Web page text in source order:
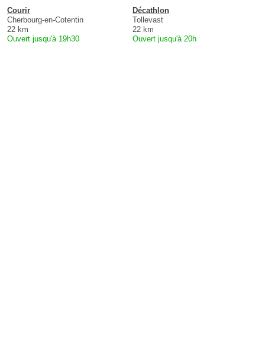
Courir
Cherbourg-en-Cotentin
22 km
Ouvert jusqu'à 19h30
Décathlon
Tollevast
22 km
Ouvert jusqu'à 20h